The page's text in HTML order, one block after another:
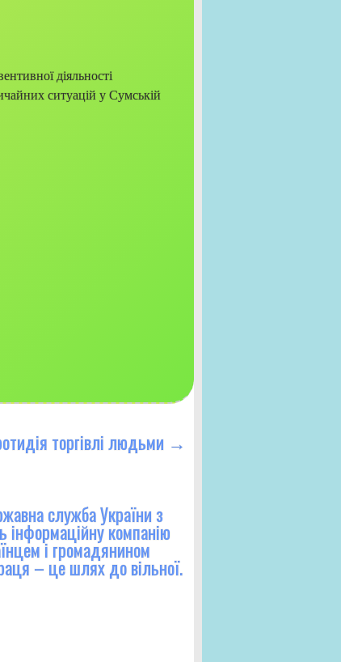
діяльності
ситуацій у Сумській
торгівлі людьми →
служба України з
інформаційну компанію
і громадянином
– це шлях до вільної.